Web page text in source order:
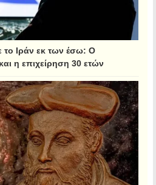
το Ιράν εκ των έσω: Ο
η επιχείρηση 30 ετών